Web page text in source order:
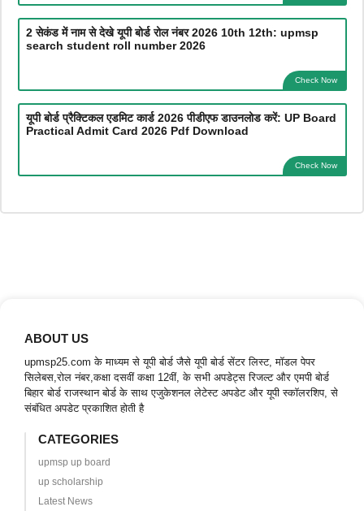
2 सेकंड में नाम से देखे यूपी बोर्ड रोल नंबर 2026 10th 12th: upmsp
search student roll number 2026
Check Now
यूपी बोर्ड प्रैक्टिकल एडमिट कार्ड 2026 पीडीएफ डाउनलोड करें: UP Board
Practical Admit Card 2026 Pdf Download
Check Now
ABOUT US
upmsp25.com के माध्यम से यूपी बोर्ड जैसे यूपी बोर्ड सेंटर लिस्ट, मॉडल पेपर
सिलेबस,रोल नंबर,कक्षा दसवीं कक्षा 12वीं, के सभी अपडेट्स रिजल्ट और एमपी बोर्ड
बिहार बोर्ड राजस्थान बोर्ड के साथ एजुकेशनल लेटेस्ट अपडेट और यूपी स्कॉलरशिप, से
संबंधित अपडेट प्रकाशित होती है
CATEGORIES
upmsp up board
up scholarship
Latest News